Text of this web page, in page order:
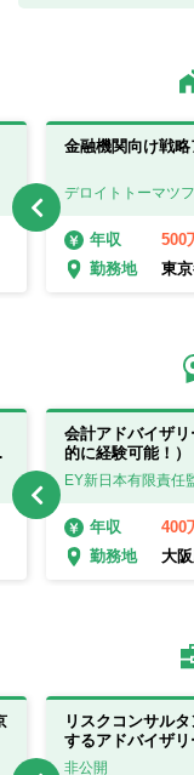
金融機関向け戦略
デロイトトーマツ
年収
500
勤務地
東
会計アドバイザ
的に経験可能！）
EY新日本有限責任
年収
400
勤務地
大
リスクコンサル
するアドバイザリ
非公開